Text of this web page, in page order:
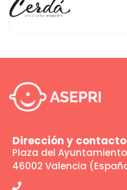
Dirección y contacto
Plaza del
46002 Valencia